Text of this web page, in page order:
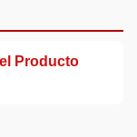
Producto